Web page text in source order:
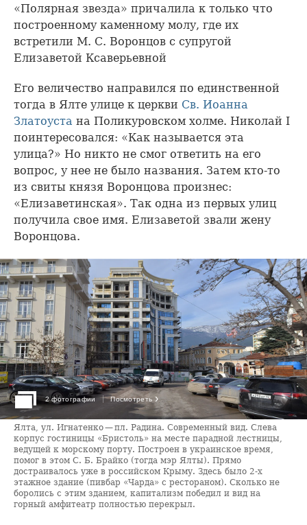
«Полярная звезда» причалила к только что
построенному каменному молу, где их
встретили М. С. Воронцов с супругой
Елизаветой Ксаверьевной
Его величество направился по единственной
тогда в Ялте улице к церкви Св. Иоанна
Златоуста на Поликуровском холме. Николай I
поинтересовался: «Как называется эта
улица?» Но никто не смог ответить на его
вопрос, у нее не было названия. Затем кто-то
из свиты князя Воронцова произнес:
«Елизаветинская». Так одна из первых улиц
получила свое имя. Елизаветой звали жену
Воронцова.
2 фотографии Посмотреть ›
Ялта, ул. Игнатенко — пл. Радина. Современный вид. Слева
корпус гостиницы «Бристоль» на месте парадной лестницы,
ведущей к морскому порту. Построен в украинское время,
помог в этом С. Б. Брайко (тогда мэр Ялты). Прямо
достраивалось уже в российском Крыму. Здесь было 2-х
этажное здание (пивбар «Чарда» с рестораном). Сколько не
боролись с этим зданием, капитализм победил и вид на
горный амфитеатр полностью перекрыл.